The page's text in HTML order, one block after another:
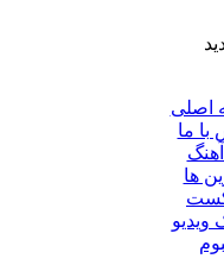
اصلی
با ما
ها
ویدیو